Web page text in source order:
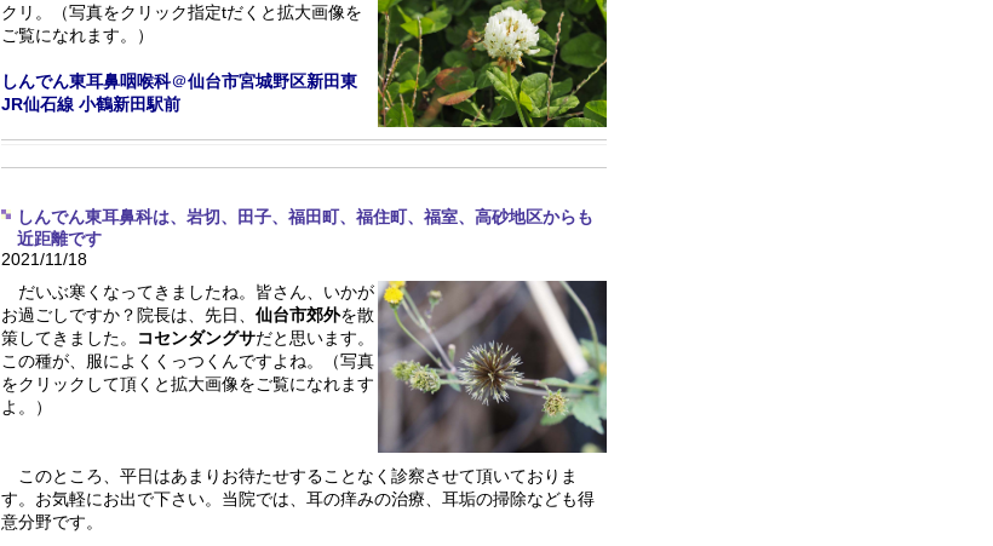
クリ。（写真をクリック指定tだくと拡大画像を
ご覧になれます。）
しんでん東耳鼻咽喉科＠仙台市宮城野区新田東
JR仙石線 小鶴新田駅前
しんでん東耳鼻科は、岩切、田子、福田町、福住町、福室、高砂地区からも
近距離です
2021/11/18
だいぶ寒くなってきましたね。皆さん、いかが
お過ごしですか？院長は、先日、 仙台市郊外を散
策してきました。
コセンダングサだと思います。
この種が、服によくくっつくんですよね。（写真
をクリックして頂くと拡大画像をご覧になれます
よ。）
このところ、平日はあまりお待たせすることなく診察させて頂いておりま
す。お気軽にお出で下さい。当院では、耳の痒みの治療、耳垢の掃除なども得
意分野です。